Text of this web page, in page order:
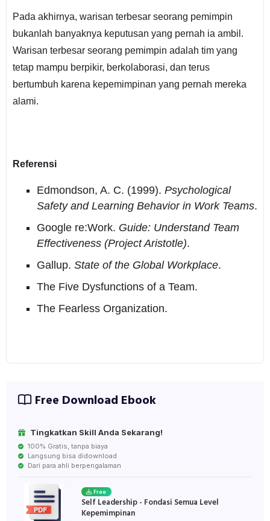
Pada akhirnya, warisan terbesar seorang pemimpin
bukanlah banyaknya keputusan yang pernah ia ambil.
Warisan terbesar seorang pemimpin adalah tim yang
tetap mampu berpikir, berkolaborasi, dan terus
bertumbuh karena kepemimpinan yang pernah mereka
alami.
Referensi
Edmondson, A. C. (1999). Psychological
Safety and Learning Behavior in Work Teams.
Google re:Work. Guide: Understand Team
Effectiveness (Project Aristotle).
Gallup. State of the Global Workplace.
The Five Dysfunctions of a Team.
The Fearless Organization.
Free Download Ebook
Tingkatkan Skill Anda Sekarang!
100% Gratis, tanpa biaya
Langsung bisa didownload
Dari para ahli berpengalaman
Free
Self Leadership - Fondasi Semua Level
Kepemimpinan